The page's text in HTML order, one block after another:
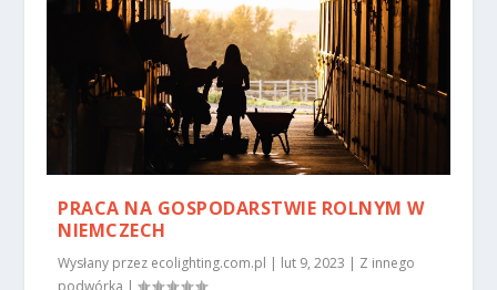
PRACA NA GOSPODARSTWIE ROLNYM W
NIEMCZECH
Wysłany przez ecolighting.com.pl | lut 9, 2023 | Z innego